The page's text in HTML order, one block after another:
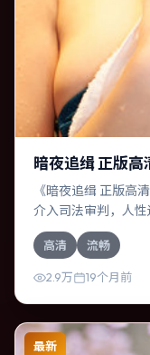
暗夜追缉 正版高
《暗夜追缉 正版高
介入司法审判，人
关系相互咬合，段
导演李安善于在长镜
景，增强真实质感。
高清 流畅
2.9万 19个月前
最新